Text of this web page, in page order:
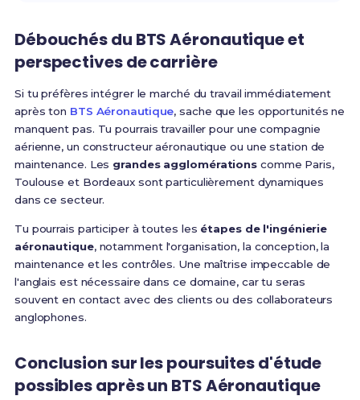
Débouchés du BTS Aéronautique et
perspectives de carrière
Si tu préfères intégrer le marché du travail immédiatement
après ton BTS Aéronautique, sache que les opportunités ne
manquent pas. Tu pourrais travailler pour une compagnie
aérienne, un constructeur aéronautique ou une station de
maintenance. Les grandes agglomérations comme Paris,
Toulouse et Bordeaux sont particulièrement dynamiques
dans ce secteur.
Tu pourrais participer à toutes les étapes de l'ingénierie
aéronautique, notamment l'organisation, la conception, la
maintenance et les contrôles. Une maîtrise impeccable de
l'anglais est nécessaire dans ce domaine, car tu seras
souvent en contact avec des clients ou des collaborateurs
anglophones.
Conclusion sur les poursuites d'étude
possibles après un BTS Aéronautique